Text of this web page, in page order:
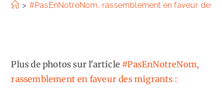
> #PasEnNotreNom, rassemblement en faveur des
Plus de photos sur l'article #PasEnNotreNom,
rassemblement en faveur des migrants :